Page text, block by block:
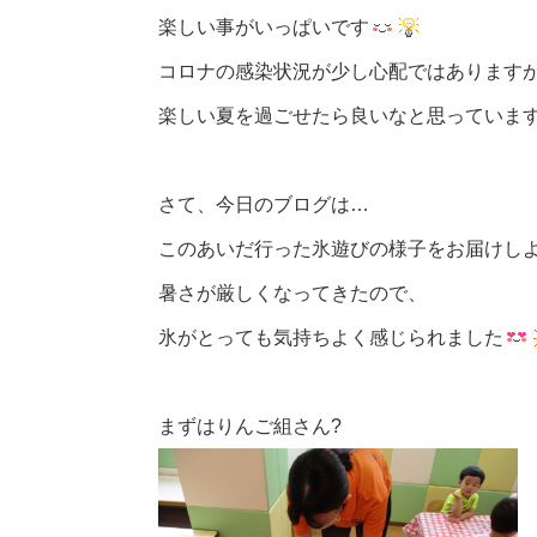
楽しい事がいっぱいです
コロナの感染状況が少し心配ではあります
楽しい夏を過ごせたら良いなと思っていま
さて、今日のブログは…
このあいだ行った氷遊びの様子をお届けし
暑さが厳しくなってきたので、
氷がとっても気持ちよく感じられました
まずはりんご組さん?